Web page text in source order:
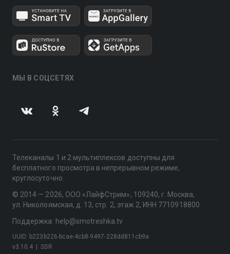
МЫ В СОЦСЕТЯХ
Телеканалы 1 и 2 мультиплексов доступны для
бесплатного просмотра в непрерывном режиме,
круглосуточно.
© 2014 — 2026, ООО «ЛайфСтрим», 109240, г. Москва,
ул. Николоямская, д. 13, стр. 2, этаж 2, ИНН 7710918800
Поддержка: help@smotreshka.tv
v3.10.4 SSR
UUID: b223b226-bcae-4cb8-9497-228dd811cb9a